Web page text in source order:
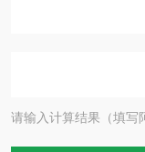
请输入计算结果（填写